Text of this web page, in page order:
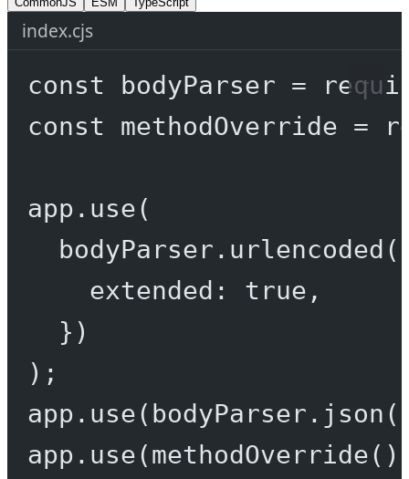
index.cjs
const bodyParser =
const
methodOverride =
app. use(
bodyParser. urlencoded
extended: true ,
})
);
app. use(bodyParser. json
app. use(methodOverride